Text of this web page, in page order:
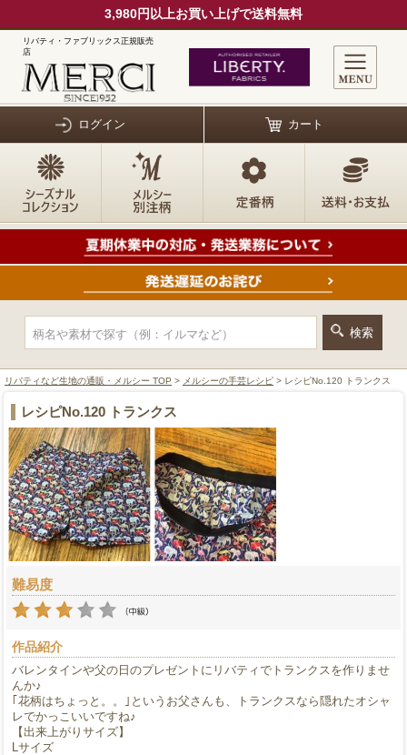
3,980円以上お買い上げで送料無料
リバティ・ファブリックス正規販売
店
ログイン カート
リバティなど生地の通販・メルシー TOP > メルシーの手芸レシピ > レシピNo.120 トランクス
レシピNo.120 トランクス
難易度
作品紹介
バレンタインや父の日のプレゼントにリバティでトランクスを作りませ
んか♪
｢花柄はちょっと。。｣というお父さんも、トランクスなら隠れたオシャ
レでかっこいいですね♪
【出来上がりサイズ】
Lサイズ